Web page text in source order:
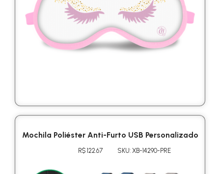
Mochila Poliéster Anti-Furto USB Personalizado
R$ 122.67 SKU: XB-14290-PRE